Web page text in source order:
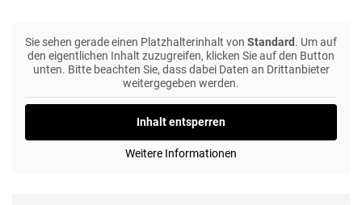
Sie sehen gerade einen Platzhalterinhalt von Standard . Um auf
den eigentlichen Inhalt zuzugreifen, klicken Sie auf den Button
unten. Bitte beachten Sie, dass dabei Daten an Drittanbieter
weitergegeben werden.
Inhalt entsperren
Weitere Informationen